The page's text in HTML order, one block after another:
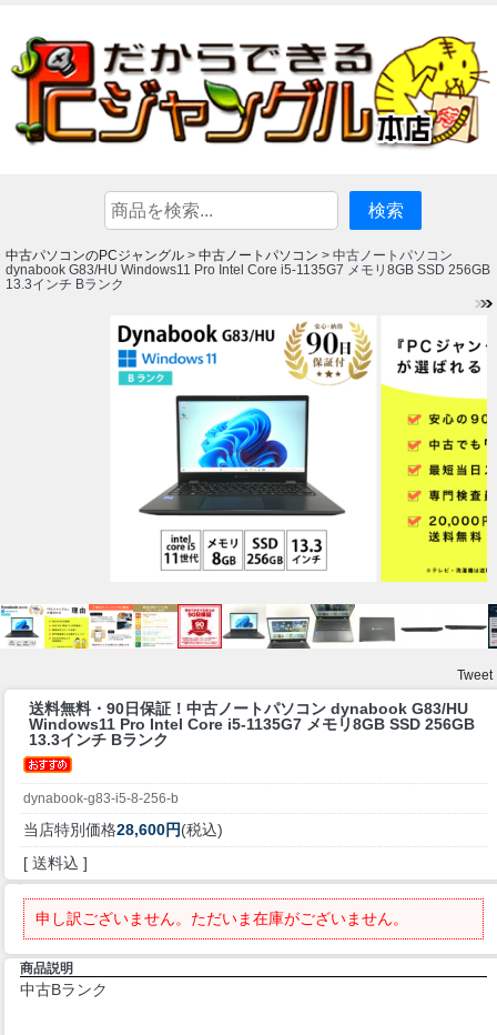
中古パソコンのPCジャングル > 中古ノートパソコン > 中古ノートパソコン
dynabook G83/HU Windows11 Pro Intel Core i5-1135G7 メモリ8GB SSD 256GB
13.3インチ Bランク
Tweet
送料無料・90日保証！ 中古ノートパソコン dynabook G83/HU
Windows11 Pro Intel Core i5-1135G7 メモリ8GB SSD 256GB
13.3インチ Bランク
dynabook-g83-i5-8-256-b
当店特別価格28,600円(税込)
[ 送料込 ]
申し訳ございません。ただいま在庫がございません。
商品説明
中古Bランク